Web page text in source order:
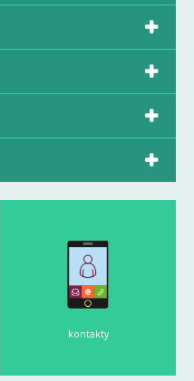




kontakty